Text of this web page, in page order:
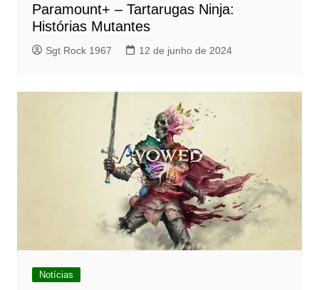
Paramount+ – Tartarugas Ninja:
Histórias Mutantes
Sgt Rock 1967 12 de junho de 2024
Notícias